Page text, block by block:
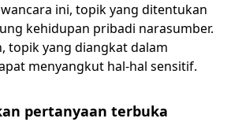
ini, topik yang ditentukan
kehidupan pribadi narasumber.
topik yang diangkat dalam
menyangkut hal-hal sensitif.
pertanyaan terbuka